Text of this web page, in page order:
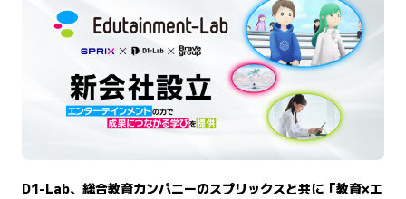
D1-Lab、総合教育カンパニーのスプリックスと共に「教育×エ